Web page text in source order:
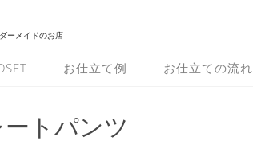
ーメイドのお店
お仕立て例 お仕立ての流れ
トパンツ